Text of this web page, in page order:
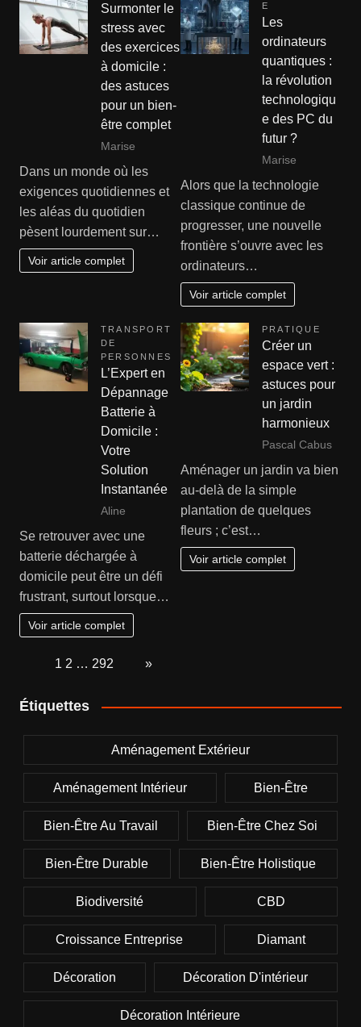
Surmonter le
stress avec
des exercices
à domicile :
des astuces
pour un bien-
être complet
Marise
Dans un monde où les
exigences quotidiennes et
les aléas du quotidien
pèsent lourdement sur…
Voir article complet
E
Les
ordinateurs
quantiques :
la révolution
technologiqu
e des PC du
futur ?
Marise
Alors que la technologie
classique continue de
progresser, une nouvelle
frontière s’ouvre avec les
ordinateurs…
Voir article complet
TRANSPORT
DE
PERSONNES
L’Expert en
Dépannage
Batterie à
Domicile :
Votre
Solution
Instantanée
Aline
Se retrouver avec une
batterie déchargée à
domicile peut être un défi
frustrant, surtout lorsque…
Voir article complet
PRATIQUE
Créer un
espace vert :
astuces pour
un jardin
harmonieux
Pascal Cabus
Aménager un jardin va bien
au-delà de la simple
plantation de quelques
fleurs ; c’est…
Voir article complet
1 2 … 292 »
Étiquettes
Aménagement Extérieur
Aménagement Intérieur Bien-Être
Bien-Être Au Travail Bien-Être Chez Soi
Bien-Être Durable Bien-Être Holistique
Biodiversité CBD
Croissance Entreprise Diamant
Décoration Décoration D'intérieur
Décoration Intérieure